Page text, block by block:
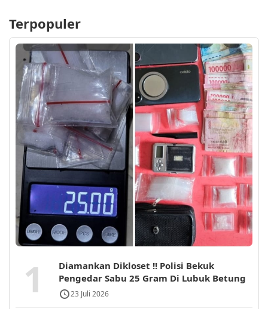
Terpopuler
1
Diamankan Dikloset !! Polisi Bekuk
Pengedar Sabu 25 Gram Di Lubuk Betung
23 Juli 2026